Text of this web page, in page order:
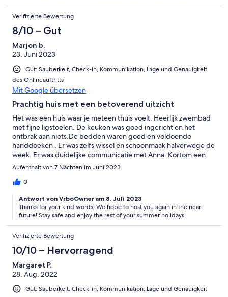
Verifizierte Bewertung
8/10 – Gut
Marjon b.
23. Juni 2023
Gut: Sauberkeit, Check-in, Kommunikation, Lage und Genauigkeit
des Onlineauftritts
Mit Google übersetzen
Prachtig huis met een betoverend uitzicht
Het was een huis waar je meteen thuis voelt. Heerlijk zwembad
met fijne ligstoelen. De keuken was goed ingericht en het
ontbrak aan niets.De bedden waren goed en voldoende
handdoeken . Er was zelfs wissel en schoonmaak halverwege de
week. Er was duidelijke communicatie met Anna. Kortom een
fantastisch verblijf in Villa Anna I
Aufenthalt von 7 Nächten im Juni 2023
0
Antwort von VrboOwner am 8. Juli 2023
Thanks for your kind words! We hope to host you again in the near
future! Stay safe and enjoy the rest of your summer holidays!
Verifizierte Bewertung
10/10 – Hervorragend
Margaret P.
28. Aug. 2022
Gut: Sauberkeit, Check-in, Kommunikation, Lage und Genauigkeit